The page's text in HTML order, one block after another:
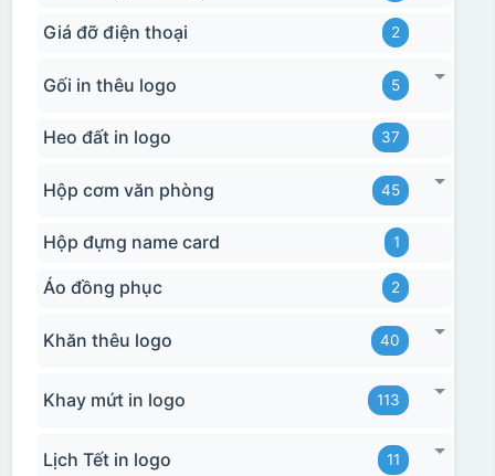
Giá đỡ điện thoại 2
Gối in thêu logo 5
Heo đất in logo 37
Hộp cơm văn phòng 45
Hộp đựng name card 1
Áo đồng phục 2
Khăn thêu logo 40
Khay mứt in logo 113
Lịch Tết in logo 11